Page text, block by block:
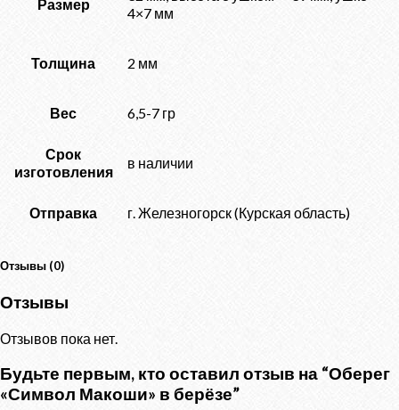
Размер
4×7 мм
Толщина 2 мм
Вес 6,5-7 гр
Срок
изготовления
в наличии
Отправка г. Железногорск (Курская область)
Отзывы (0)
Отзывы
Отзывов пока нет.
Будьте первым, кто оставил отзыв на “Оберег
«Символ Макоши» в берёзе”